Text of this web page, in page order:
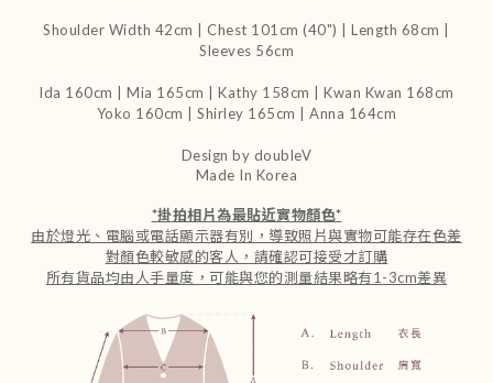
Shoulder Width 42cm | Chest 101cm (40") | Length 68cm |
Sleeves 56cm
Ida 160cm | Mia 165cm | Kathy 158cm |
Kwan Kwan 168cm
Yoko 160cm | Shirley 165cm
| Anna 164cm
Design by doubleV
Made In Korea
*掛拍相片為最貼近實物顏色*
由於燈光、電腦或電話顯示器有別，導致照片與實物可能存在色差
對顏色較敏感的客人，請確認可接受才訂購
所有貨品均由人手量度，可能與您的測量結果略有1-3cm差異